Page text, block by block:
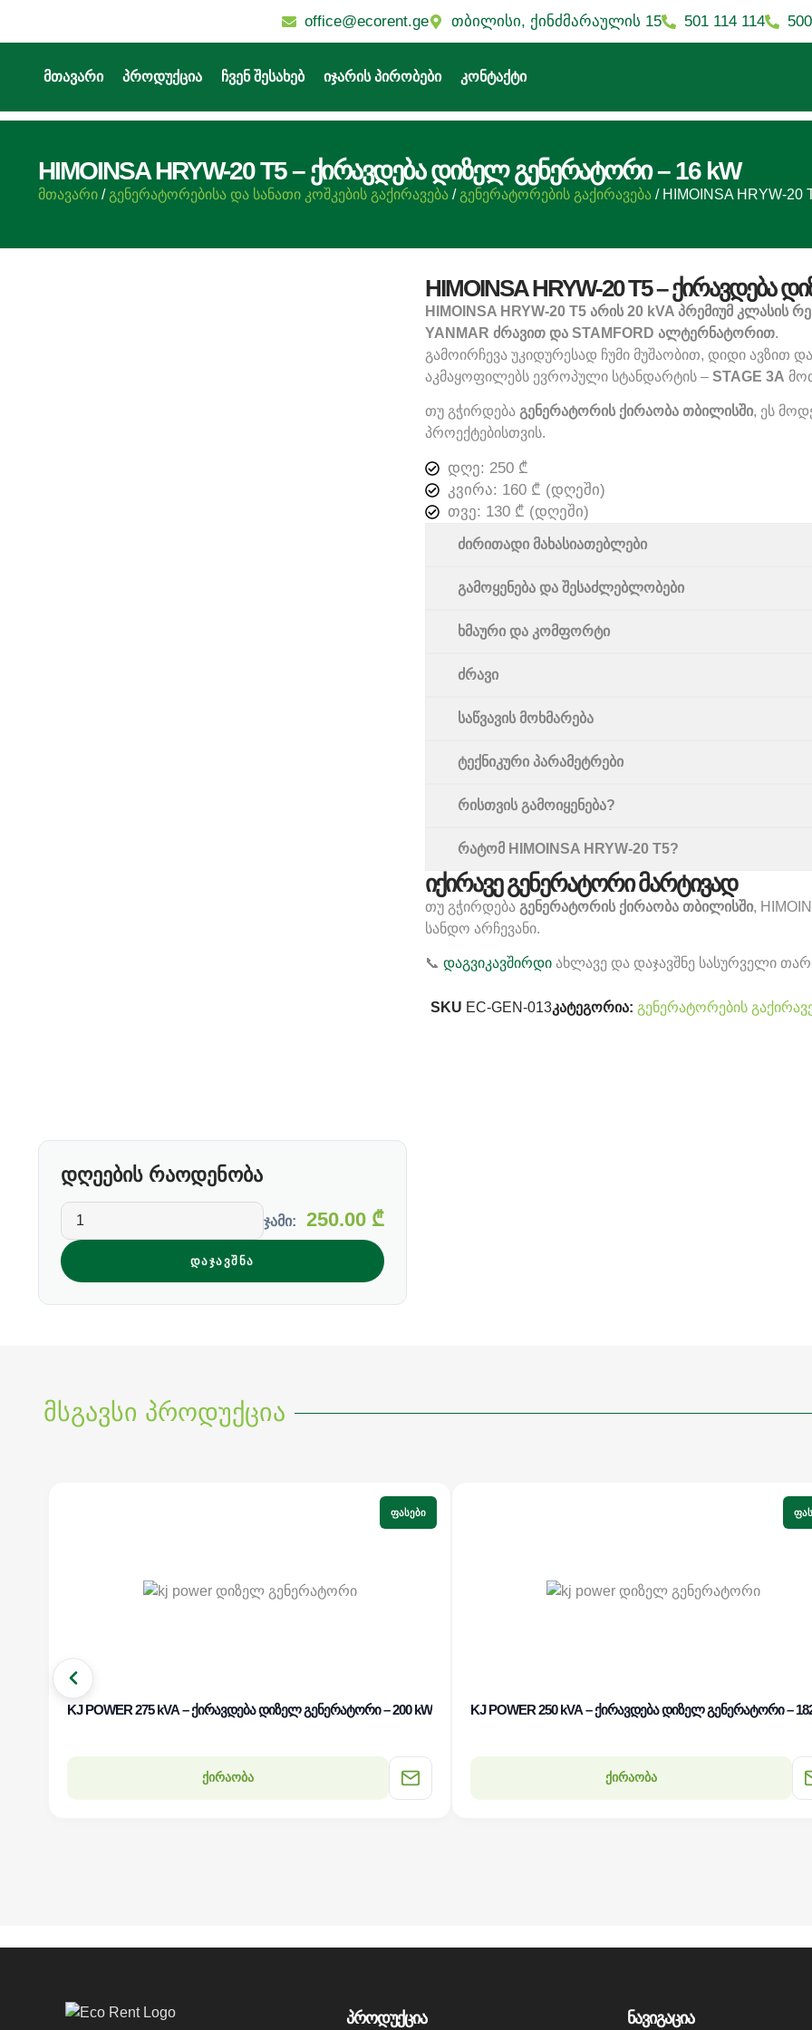
office@ecorent.ge თბილისი, ქინძმარაულის 15 501 114 114
მთავარი პროდუქცია ჩვენ შესახებ იჯარის პირობები კონტაქტი
HIMOINSA HRYW-20 T5 – ქირავდება დიზელ გენერატორი – 16 kW
მთავარი / გენერატორებისა და სანათი კოშკების გაქირავება / გენერატორების გაქირავება / HIMOINSA HRYW-
დღეების რაოდენობა
ჯამი: 250.00₾
ᲓᲐᲯᲐᲕᲨᲜᲐ
HIMOINSA HRYW-20 T5 – ქირავდება
HIMOINSA HRYW-20 T5 არის 20 kVA პრემიუმ
YANMAR ძრავით და STAMFORD ალტერნატორით.
გამოირჩევა უკიდურესად ჩუმი მუშაობით, დიდი ავზით
აკმაყოფილებს ევროპული სტანდარტის – STAGE 3A
თუ გჭირდება გენერატორის ქირაობა თბილისში, ეს
პროექტებისთვის.
დღე: 250 ₾
კვირა: 160 ₾ (დღეში)
თვე: 130 ₾ (დღეში)
ძირითადი მახასიათებლები
გამოყენება და შესაძლებლობები
ხმაური და კომფორტი
ძრავი
საწვავის მოხმარება
ტექნიკური პარამეტრები
რისთვის გამოიყენება?
რატომ HIMOINSA HRYW-20 T5?
იქირავე გენერატორი მარტივად
თუ გჭირდება გენერატორის ქირაობა თბილისში,
სანდო არჩევანი.
📞 დაგვიკავშირდიახლავე და დაჯავშნე სასურველი
SKU EC-GEN-013კატეგორია: გენერატორების
მსგავსი პროდუქცია
ᲤᲐᲡᲔᲑᲘ
KJ POWER 275 kVA – ქირავდება დიზელ გენერატორი – 200 kW
ქირაობა
KJ POWER 250 kVA – ქირავდება დიზელ გენერატორი –
ქირაობა
პროდუქცია ნავიგაცია